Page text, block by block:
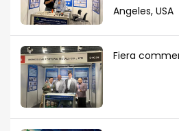
Angeles, USA
Fiera